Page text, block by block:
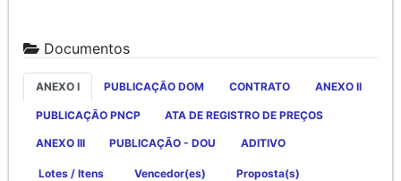
Documentos
ANEXO I PUBLICAÇÃO DOM CONTRATO ANEXO II
PUBLICAÇÃO PNCP ATA DE REGISTRO DE PREÇOS
ANEXO III PUBLICAÇÃO - DOU ADITIVO
Lotes / Itens Vencedor(es) Proposta(s)